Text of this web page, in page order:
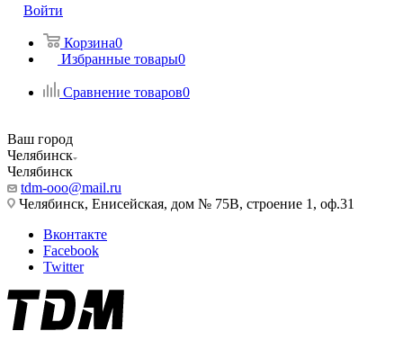
Войти
Корзина0
Избранные товары0
Сравнение товаров0
Ваш город
Челябинск
Челябинск
tdm-ooo@mail.ru
Челябинск, Енисейская, дом № 75В, строение 1, оф.31
Вконтакте
Facebook
Twitter